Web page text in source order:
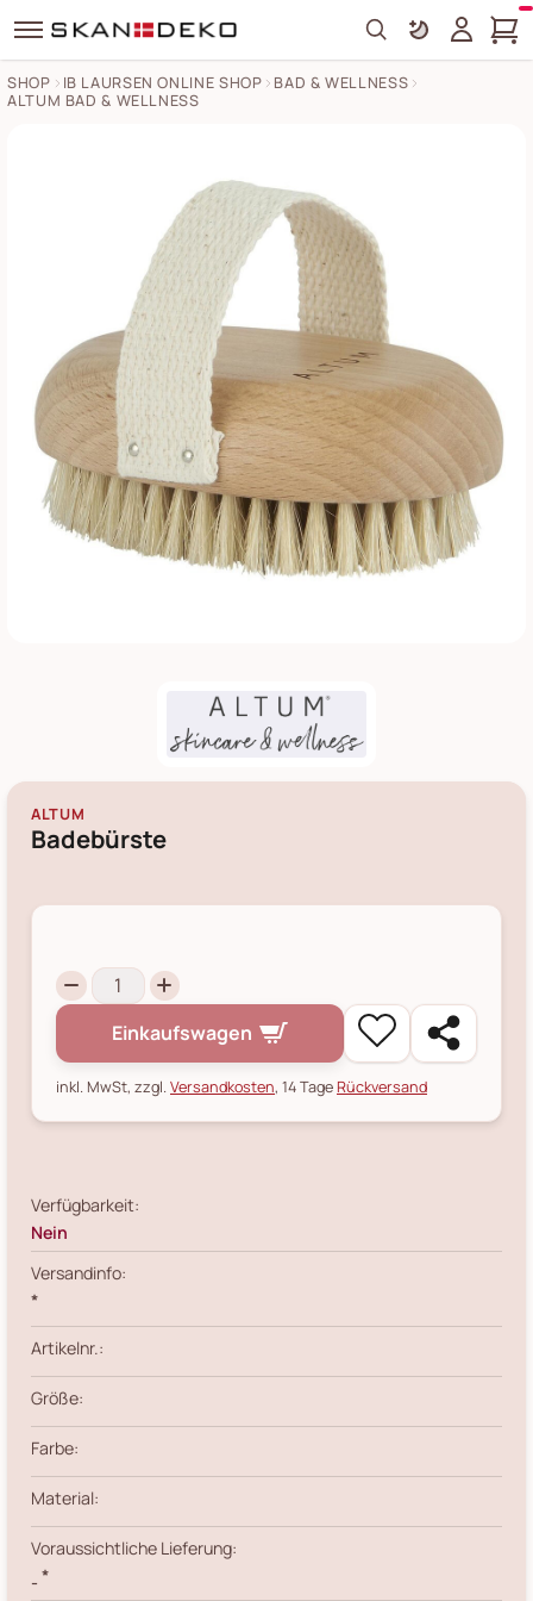
Search
SHOP IB LAURSEN ONLINE SHOP
BAD & WELLNESS
ALTUM BAD & WELLNESS
ALTUM
Badebürste
Einkaufswagen
inkl. MwSt, zzgl.Versandkosten, 14 TageRückversand
Verfügbarkeit:
Nein
Versandinfo:
*
Artikelnr.:
Größe:
Farbe:
Material:
Voraussichtliche Lieferung:
- *